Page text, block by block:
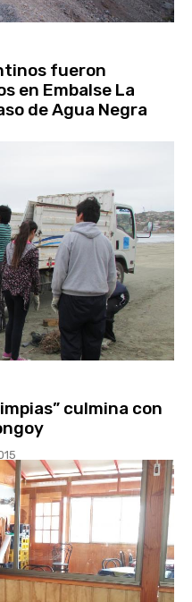
fueron
en Embalse La
de Agua Negra
culmina con